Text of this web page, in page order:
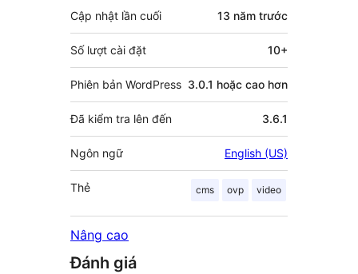
Cập nhật lần cuối 13 năm trước
Số lượt cài đặt 10+
Phiên bản WordPress 3.0.1 hoặc cao hơn
Đã kiểm tra lên đến 3.6.1
Ngôn ngữ English (US)
Thẻ cms ovp video
Nâng cao
Đánh giá